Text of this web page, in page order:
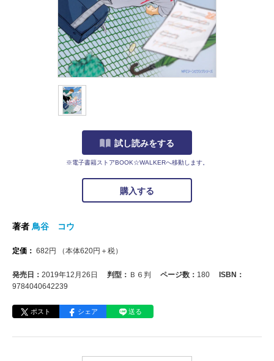
試し読みをする
※電子書籍ストアBOOK☆WALKERへ移動します。
購入する
著者 鳥谷 コウ
定価： 682 円 （本体620円＋税）
発売日： 2019年12月26日 判型： Ｂ６判 ページ数： 180
ISBN：
9784040642239
ポスト シェア 送る